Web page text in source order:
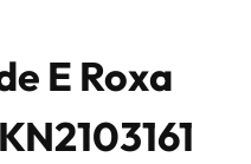
E Roxa